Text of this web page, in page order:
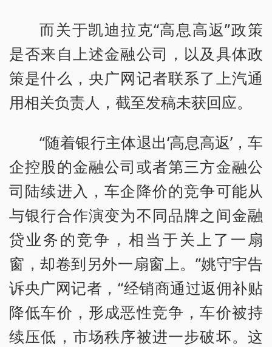
而关于凯迪拉克“高息高返”政策
是否来自上述金融公司，以及具体政
策是什么，央广网记者联系了上汽通
用相关负责人，截至发稿未获回应。
“随着银行主体退出‘高息高返’，车
企控股的金融公司或者第三方金融公
司陆续进入，车企降价的竞争可能从
与银行合作演变为不同品牌之间金融
贷业务的竞争，相当于关上了一扇
窗，却卷到另外一扇窗上。”姚守宇告
诉央广网记者，“经销商通过返佣补贴
降低车价，形成恶性竞争，车价被持
续压低，市场秩序被进一步破坏。这